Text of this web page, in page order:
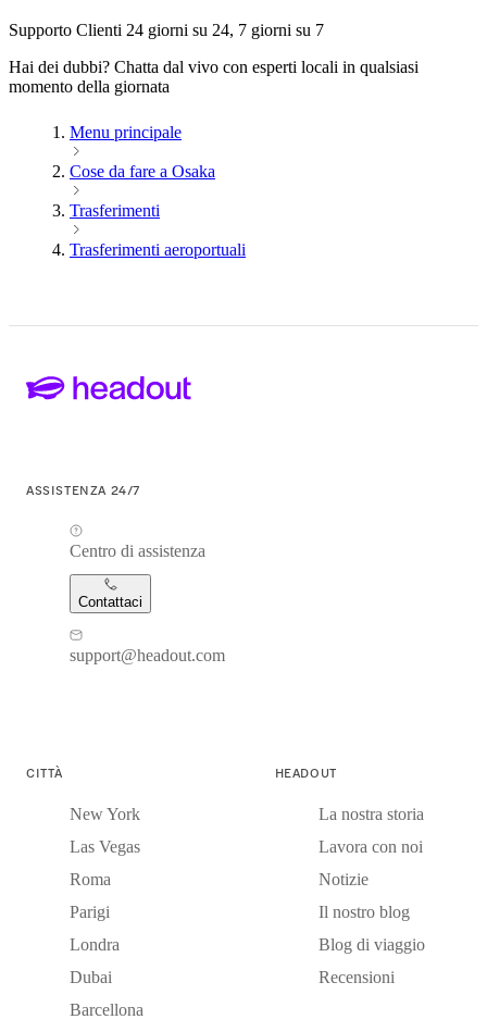
Supporto Clienti 24 giorni su 24, 7 giorni su 7
Hai dei dubbi? Chatta dal vivo con esperti locali in qualsiasi
momento della giornata
Menu principale
Cose da fare a Osaka
Trasferimenti
Trasferimenti aeroportuali
ASSISTENZA 24/7
Centro di assistenza
Contattaci
support@headout.com
CITTÀ
New York
Las Vegas
Roma
Parigi
Londra
Dubai
Barcellona
HEADOUT
La nostra storia
Lavora con noi
Notizie
Il nostro blog
Blog di viaggio
Recensioni